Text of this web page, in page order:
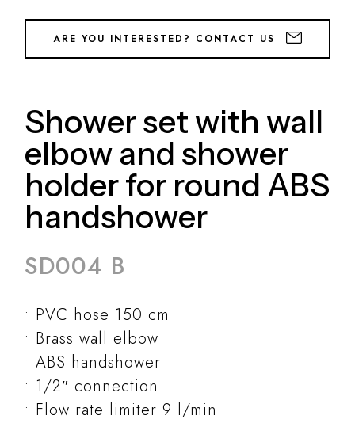
ARE YOU INTERESTED? CONTACT US
Shower set with wall
elbow and shower
holder for round ABS
handshower
SD004 B
PVC hose 150 cm
Brass wall elbow
ABS handshower
1/2″ connection
Flow rate limiter 9 l/min